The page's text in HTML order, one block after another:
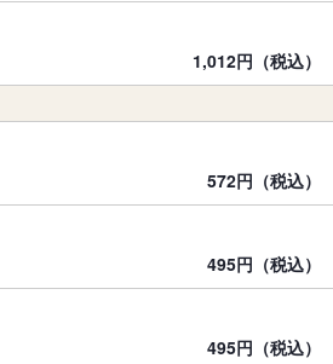
1,012円（税込）
572円（税込）
495円（税込）
495円（税込）